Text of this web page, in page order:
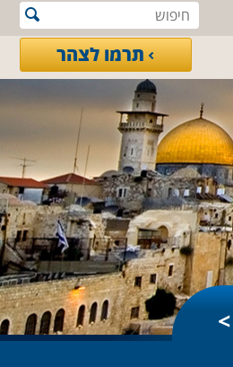
תרמו לצהר